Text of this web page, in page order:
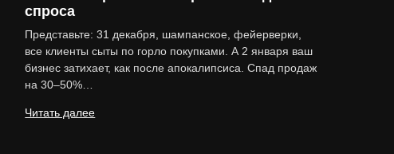
спроса
Представьте: 31 декабря, шампанское, фейерверки,
все клиенты сыты по горло покупками. А 2 января ваш
бизнес затихает, как после апокалипсиса. Спад продаж
на 30–50%…
Читать далее